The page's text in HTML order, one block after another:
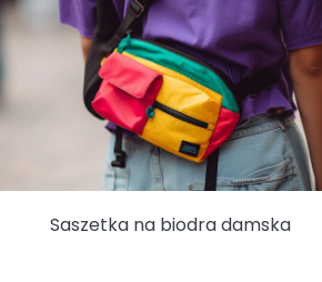
Saszetka na biodra damska